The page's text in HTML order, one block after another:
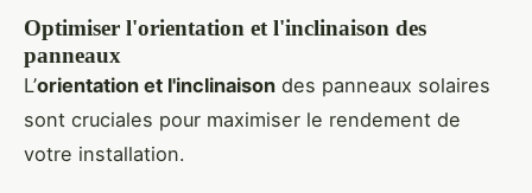
Optimiser l'orientation et l'inclinaison des
panneaux
L’orientation et l'inclinaison des panneaux solaires
sont cruciales pour maximiser le rendement de
votre installation.